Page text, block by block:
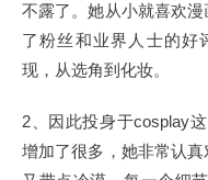
不露了。她从小就喜欢
了粉丝和业界人士的好
现，从选角到化妆。
2、因此投身于cosplay
增加了很多，她非常认